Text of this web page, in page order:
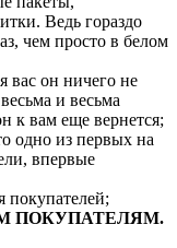
Ведь гораздо
чем просто в белом
вас он ничего не
и весьма
к вам еще вернется;
одно из первых на
впервые
покупателей;
ПОКУПАТЕЛЯМ.